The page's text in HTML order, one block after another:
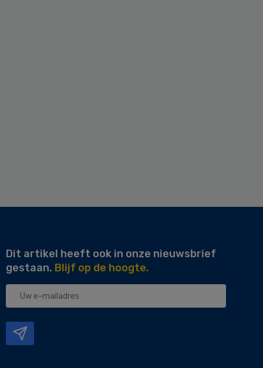
Dit artikel heeft ook in onze nieuwsbrief
gestaan. Blijf op de hoogte.
Uw